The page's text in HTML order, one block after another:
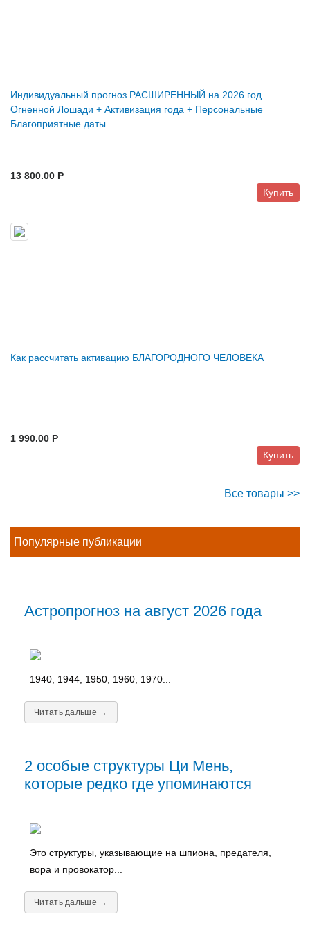
Индивидуальный прогноз РАСШИРЕННЫЙ на 2026 год
Огненной Лошади + Активизация года + Персональные
Благоприятные даты.
13 800.00 P
Купить
Как рассчитать активацию БЛАГОРОДНОГО ЧЕЛОВЕКА
1 990.00 P
Купить
Все товары >>
Популярные публикации
Астропрогноз на август 2026 года
1940, 1944, 1950, 1960, 1970...
Читать дальше →
2 особые структуры Ци Мень,
которые редко где упоминаются
Это структуры, указывающие на шпиона, предателя,
вора и провокатор...
Читать дальше →